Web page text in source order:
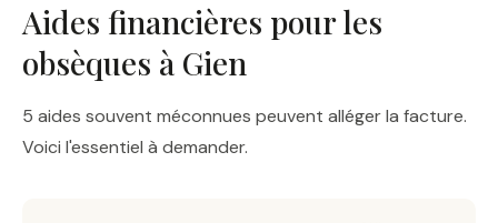
Aides financières pour les
obsèques à Gien
5 aides souvent méconnues peuvent alléger la facture.
Voici l'essentiel à demander.